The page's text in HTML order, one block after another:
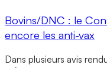
Bovins/DNC : le
encore les anti-vax
Dans plusieurs avis